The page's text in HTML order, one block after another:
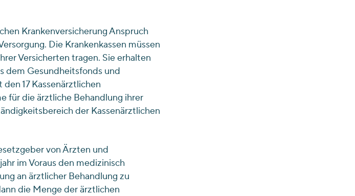
Krankenversicherung Anspruch
Die Krankenkassen müssen
Versicherten tragen. Sie erhalten
dem Gesundheitsfonds und
17 Kassenärztlichen
für die ärztliche Behandlung ihrer
der Kassenärztlichen
von Ärzten und
im Voraus den medizinisch
an ärztlicher Behandlung zu
die Menge der ärztlichen